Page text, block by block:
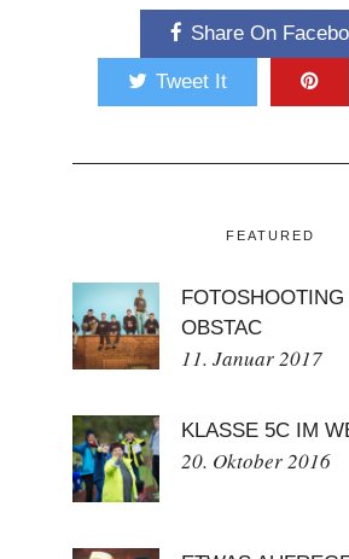
Share On
Tweet It
FEATURED
OBSTAC
11. Januar 2017
KLASSE 5C IM
20. Oktober 2016